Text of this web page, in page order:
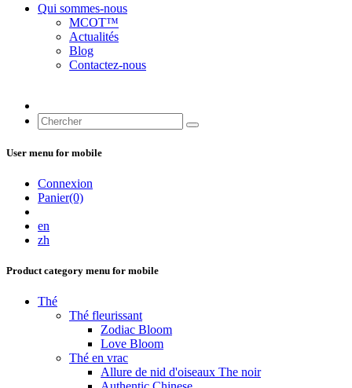
Qui sommes-nous
MCOT™
Actualités
Blog
Contactez-nous
User menu for mobile
Connexion
Panier(0)
en
zh
Product category menu for mobile
Thé
Thé fleurissant
Zodiac Bloom
Love Bloom
Thé en vrac
Allure de nid d'oiseaux The noir